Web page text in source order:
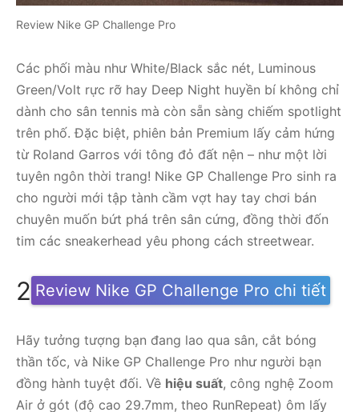
Review Nike GP Challenge Pro
Các phối màu như White/Black sắc nét, Luminous
Green/Volt rực rỡ hay Deep Night huyền bí không chỉ
dành cho sân tennis mà còn sẵn sàng chiếm spotlight
trên phố. Đặc biệt, phiên bản Premium lấy cảm hứng
từ Roland Garros với tông đỏ đất nện – như một lời
tuyên ngôn thời trang! Nike GP Challenge Pro sinh ra
cho người mới tập tành cầm vợt hay tay chơi bán
chuyên muốn bứt phá trên sân cứng, đồng thời đốn
tim các sneakerhead yêu phong cách streetwear.
2 Review Nike GP Challenge Pro chi tiết
Hãy tưởng tượng bạn đang lao qua sân, cắt bóng
thần tốc, và Nike GP Challenge Pro như người bạn
đồng hành tuyệt đối. Về hiệu suất, công nghệ Zoom
Air ở gót (độ cao 29.7mm, theo RunRepeat) ôm lấy